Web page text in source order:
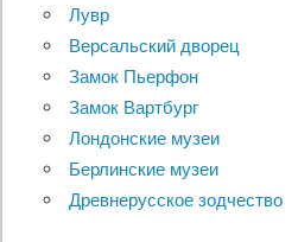
Лувр
Версальский дворец
Замок Пьерфон
Замок Вартбург
Лондонские музеи
Берлинские музеи
Древнерусское зодчество